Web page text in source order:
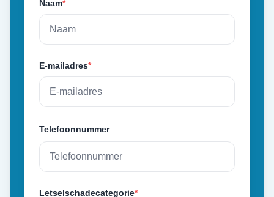
Naam*
E-mailadres*
Telefoonnummer
Letselschadecategorie*